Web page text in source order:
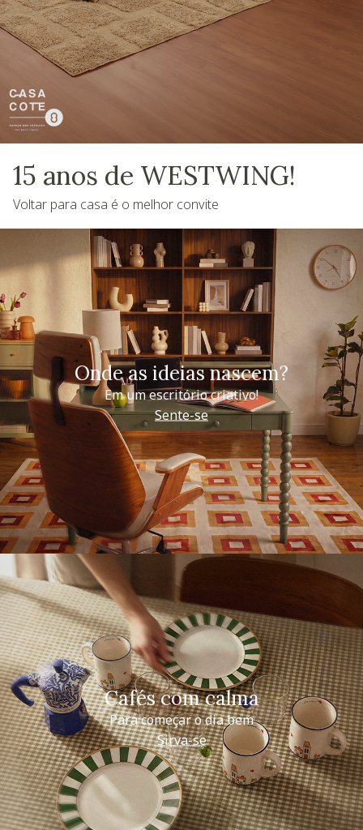
15 anos de WESTWING!
Voltar para casa é o melhor convite
Onde as ideias nascem?
Em um escritório criativo!
Sente-se
Cafés com calma
Para começar o dia bem
Sirva-se